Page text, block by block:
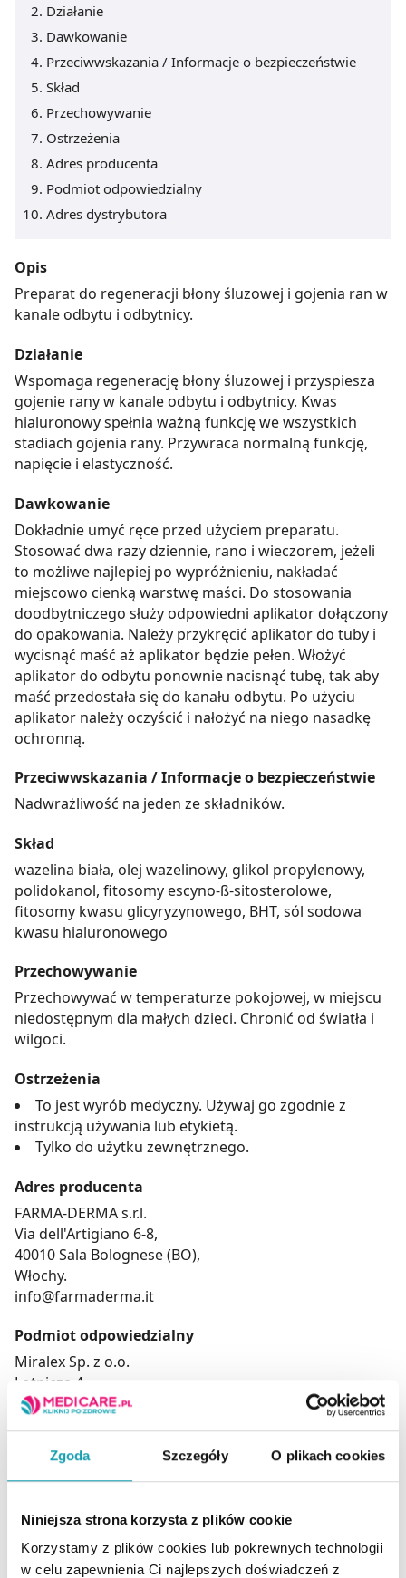
Zgoda Szczegóły O plikach cookies
Niniejsza strona korzysta z plików cookie
Korzystamy z plików cookies lub pokrewnych technologii
w celu zapewnienia Ci najlepszych doświadczeń z
Działanie
Dawkowanie
Przeciwwskazania / Informacje o bezpieczeństwie
Skład
Przechowywanie
Ostrzeżenia
Adres producenta
Podmiot odpowiedzialny
Adres dystrybutora
Opis
Preparat do regeneracji błony śluzowej i gojenia ran w
kanale odbytu i odbytnicy.
Działanie
Wspomaga regenerację błony śluzowej i przyspiesza
gojenie rany w kanale odbytu i odbytnicy. Kwas
hialuronowy spełnia ważną funkcję we wszystkich
stadiach gojenia rany. Przywraca normalną funkcję,
napięcie i elastyczność.
Dawkowanie
Dokładnie umyć ręce przed użyciem preparatu.
Stosować dwa razy dziennie, rano i wieczorem, jeżeli
to możliwe najlepiej po wypróżnieniu, nakładać
miejscowo cienką warstwę maści. Do stosowania
doodbytniczego służy odpowiedni aplikator dołączony
do opakowania. Należy przykręcić aplikator do tuby i
wycisnąć maść aż aplikator będzie pełen. Włożyć
aplikator do odbytu ponownie nacisnąć tubę, tak aby
maść przedostała się do kanału odbytu. Po użyciu
aplikator należy oczyścić i nałożyć na niego nasadkę
ochronną.
Przeciwwskazania / Informacje o bezpieczeństwie
Nadwrażliwość na jeden ze składników.
Skład
wazelina biała, olej wazelinowy, glikol propylenowy,
polidokanol, fitosomy escyno-ß-sitosterolowe,
fitosomy kwasu glicyryzynowego, BHT, sól sodowa
kwasu hialuronowego
Przechowywanie
Przechowywać w temperaturze pokojowej, w miejscu
niedostępnym dla małych dzieci. Chronić od światła i
wilgoci.
Ostrzeżenia
To jest wyrób medyczny. Używaj go zgodnie z
instrukcją używania lub etykietą.
Tylko do użytku zewnętrznego.
Adres producenta
FARMA-DERMA s.r.l.
Via dell'Artigiano 6-8,
40010 Sala Bolognese (BO),
Włochy.
info@farmaderma.it
Podmiot odpowiedzialny
Miralex Sp. z o.o.
Lotnicza 4,
64-920 Piła,
www.miralex.pl
Miralex Sp. z o.o.,
ul. Lotnicza 4,
64-920 Piła